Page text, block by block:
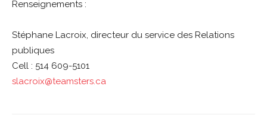
Renseignements :
Stéphane Lacroix, directeur du service des Relations
publiques
Cell : 514 609-5101
slacroix@teamsters.ca